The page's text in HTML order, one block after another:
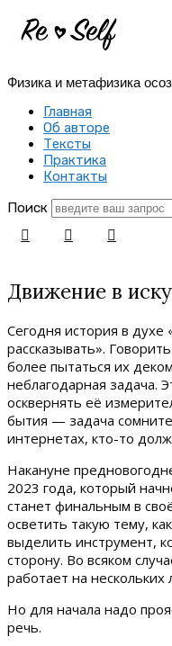
Re-
|
Создай
себя
заново
Физика и метафизика
Главная
Об авторе
Тексты
Практика
Контакты
Поиск
Движение в
Сегодня история в духе
рассказывать».
более пытаться их
неблагодарная задача.
осквернять её
бытия — задача
интернетах, кто-то
Накануне
2023 года, который
станет финальным в
осветить такую тему,
выделить инструмент,
сторону. Во всяком
работает на
Но для начала надо
речь.